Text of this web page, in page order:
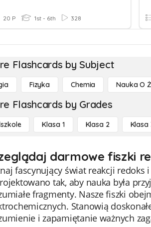
20 P 1st - 6th 328
Flashcards by Subject
Fizyka Chemia Nauka O
Flashcards by Grades
Klasa 1 Klasa 2 Klasa
darmowe fiszki
fascynujący świat reakcji
tak, aby nauka była
fragmenty. Nasze fiszki
Stanowią
i zapamiętanie ważnych